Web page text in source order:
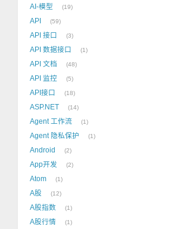
AI-模型 19
API 59
API 接口 3
API 数据接口 1
API 文档 48
API 监控 5
API接口 18
ASP.NET 14
Agent 工作流 1
Agent 隐私保护 1
Android 2
App开发 2
Atom 1
A股 12
A股指数 1
A股行情 1